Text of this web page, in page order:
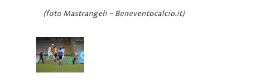
(foto Mastrangeli – Beneventocalcio.it)